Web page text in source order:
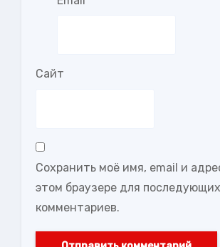
Сайт
Сохранить моё имя, email и
этом браузере для
комментариев.